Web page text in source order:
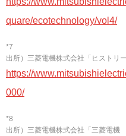
quare/ecotechnology/vol4/
*7
出所）三菱電機株式会社「ヒストリ
https://
000/
*8
出所）三菱電機株式会社「三菱電